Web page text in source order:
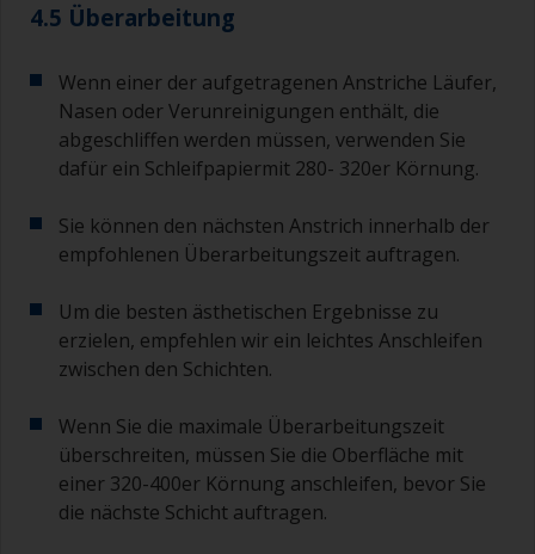
4.5 Überarbeitung
Wenn einer der aufgetragenen Anstriche Läufer,
Nasen oder Verunreinigungen enthält, die
abgeschliffen werden müssen, verwenden Sie
dafür ein Schleifpapiermit 280- 320er Körnung.
Sie können den nächsten Anstrich innerhalb der
empfohlenen Überarbeitungszeit auftragen.
Um die besten ästhetischen Ergebnisse zu
erzielen, empfehlen wir ein leichtes Anschleifen
zwischen den Schichten.
Wenn Sie die maximale Überarbeitungszeit
überschreiten, müssen Sie die Oberfläche mit
einer 320-400er Körnung anschleifen, bevor Sie
die nächste Schicht auftragen.